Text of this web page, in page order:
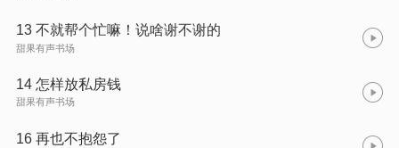
13 不就帮个忙嘛！说啥谢不谢的
甜果有声书场
14 怎样放私房钱
甜果有声书场
16 再也不抱怨了